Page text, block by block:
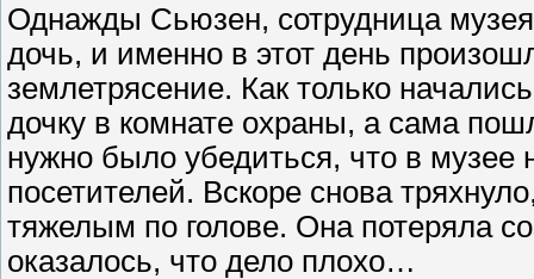
Однажды Сьюзен, сотрудница
дочь, и именно в этот день
землетрясение. Как только
дочку в комнате охраны, а сама
нужно было убедиться, что в музее
посетителей. Вскоре снова
тяжелым по голове. Она потеряла
оказалось, что дело плохо…